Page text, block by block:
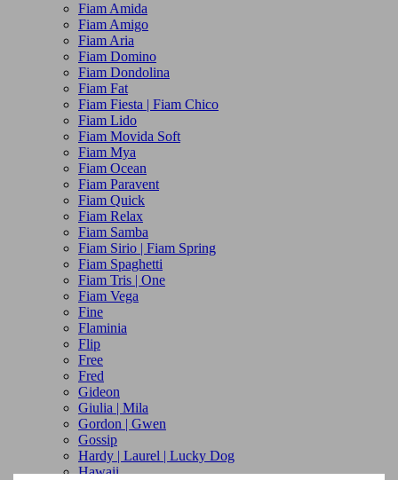
Fiam Amida
Fiam Amigo
Fiam Aria
Fiam Domino
Fiam Dondolina
Fiam Fat
Fiam Fiesta | Fiam Chico
Fiam Lido
Fiam Movida Soft
Fiam Mya
Fiam Ocean
Fiam Paravent
Fiam Quick
Fiam Relax
Fiam Samba
Fiam Sirio | Fiam Spring
Fiam Spaghetti
Fiam Tris | One
Fiam Vega
Fine
Flaminia
Flip
Free
Fred
Gideon
Giulia | Mila
Gordon | Gwen
Gossip
Hardy | Laurel | Lucky Dog
Hawaii